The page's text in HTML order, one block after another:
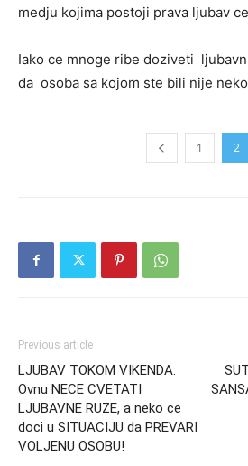
medju kojima postoji prava ljubav
Iako ce mnoge ribe doziveti
da osoba sa kojom ste bili nije
1 2
Previous article
LJUBAV TOKOM VIKENDA:
Ovnu NECE CVETATI
LJUBAVNE RUZE, a neko ce
doci u SITUACIJU da PREVARI
VOLJENU OSOBU!